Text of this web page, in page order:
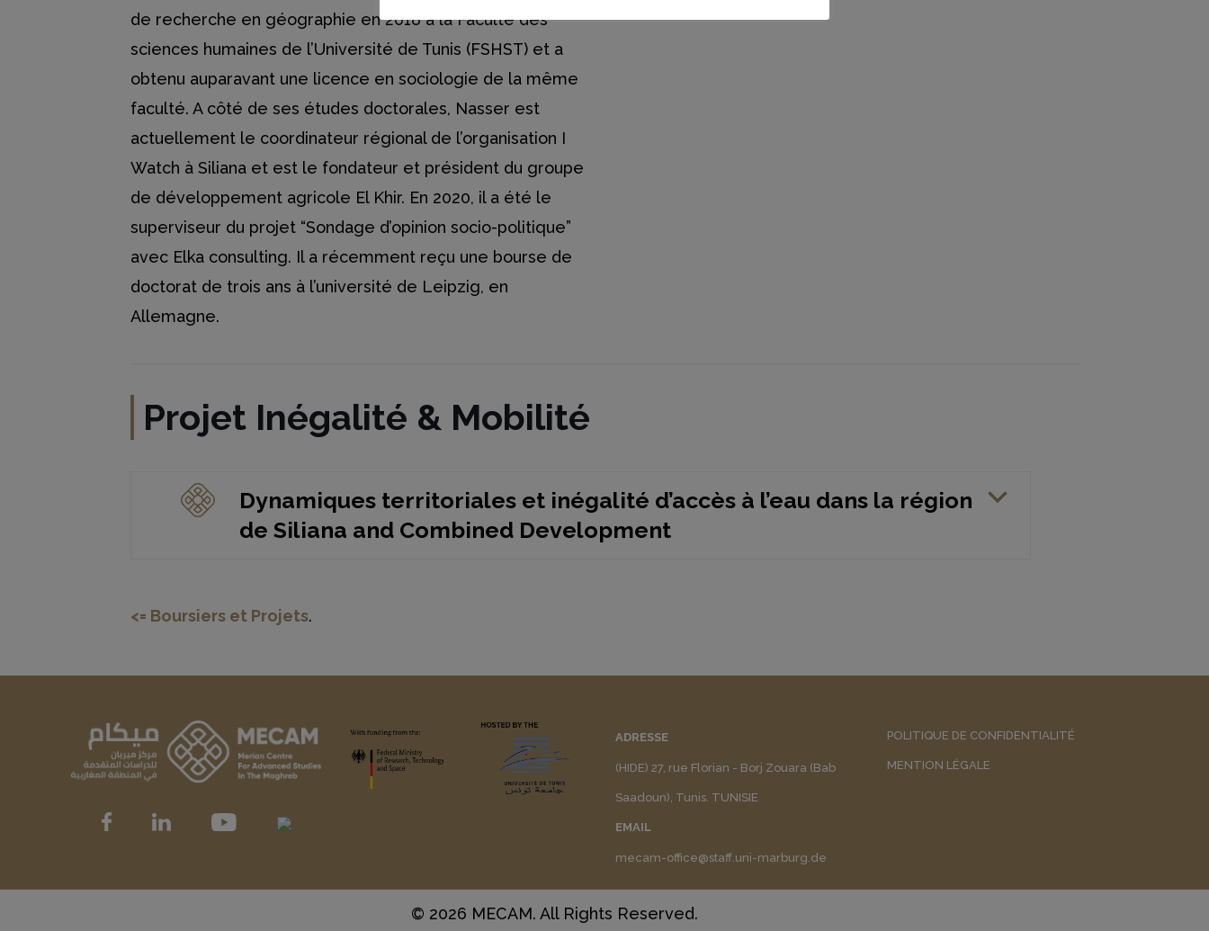
de recherche en géographie en 2018 à la Faculté des
sciences humaines de l’Université de Tunis (FSHST) et a
obtenu auparavant une licence en sociologie de la même
faculté. A côté de ses études doctorales, Nasser est
actuellement le coordinateur régional de l’organisation I
Watch à Siliana et est le fondateur et président du groupe
de développement agricole El Khir. En 2020, il a été le
superviseur du projet “Sondage d’opinion socio-politique”
avec Elka consulting. Il a récemment reçu une bourse de
doctorat de trois ans à l’université de Leipzig, en
Allemagne.
Projet Inégalité & Mobilité
Dynamiques territoriales et inégalité d’accès à l’eau dans la région
de Siliana and Combined Development
<= Boursiers et Projets.
ADRESSE
(HIDE) 27, rue Florian - Borj Zouara (Bab
Saadoun), Tunis. TUNISIE
EMAIL
mecam-office@staff.uni-marburg.de
POLITIQUE DE CONFIDENTIALITÉ
MENTION LÉGALE
© 2026 MECAM. All Rights Reserved.